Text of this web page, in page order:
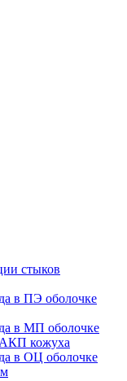
стыков
в ПЭ оболочке
в МП оболочке
кожуха
в ОЦ оболочке